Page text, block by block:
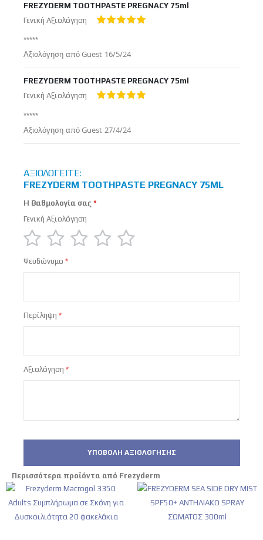
FREZYDERM TOOTHPASTE PREGNACY 75ml
Γενική Αξιολόγηση
*****
Αξιολόγηση απόGuest Δημοσιεύτηκε
στις
16/5/24
FREZYDERM TOOTHPASTE PREGNACY 75ml
Γενική Αξιολόγηση
*****
Αξιολόγηση απόGuest Δημοσιεύτηκε
στις
27/4/24
ΑΞΙΟΛΟΓΕΊΤΕ:
FREZYDERM TOOTHPASTE PREGNACY 75ML
Η Βαθμολογία σας
Γενική Αξιολόγηση
star
stars
stars
stars
stars
Ψευδώνυμο
Περίληψη
Αξιολόγηση
ΥΠΟΒΟΛΉ ΑΞΙΟΛΌΓΗΣΗΣ
Περισσότερα προϊόντα από Frezyderm